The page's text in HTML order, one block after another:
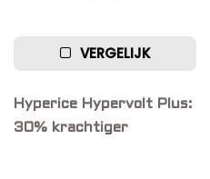
VERGELIJK
Hyperice Hypervolt Plus:
30% krachtiger